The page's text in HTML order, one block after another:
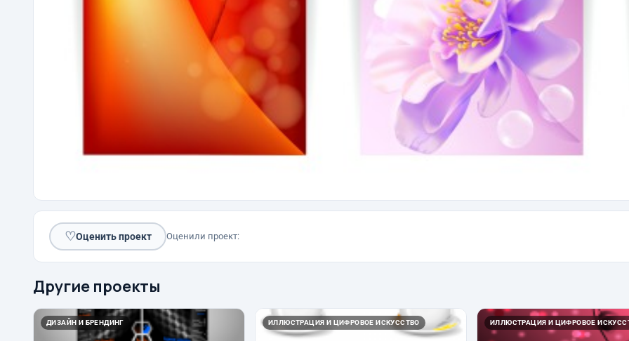
♡Оценить проект Оценили проект:
Другие проекты
ДИЗАЙН И БРЕНДИНГ ИЛЛЮСТРАЦИЯ И ЦИФРОВОЕ ИСКУССТВО ИЛЛЮСТРАЦИЯ И ЦИФРОВОЕ